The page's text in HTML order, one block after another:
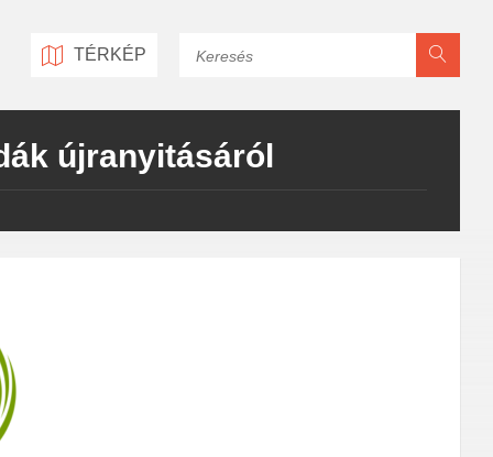
TÉRKÉP
újranyitásáról